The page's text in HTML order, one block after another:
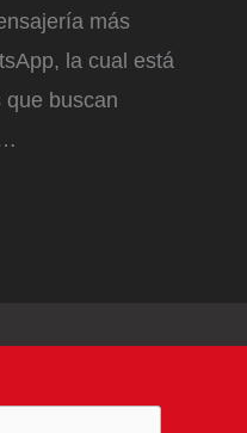
más
la cual está
que buscan